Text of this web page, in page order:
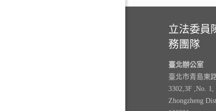
立法委員
務團隊
臺北辦公室
臺北市青島東
3302,3F ,No. 1,
Zhongzheng